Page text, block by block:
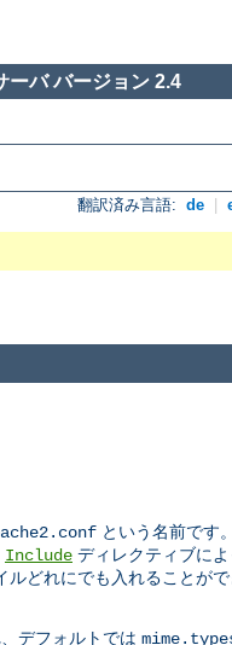
バ バージョン 2.4
翻訳済み言語: de
という名前です
Include ディレクティブに
どれにでも入れることが
デフォルトでは